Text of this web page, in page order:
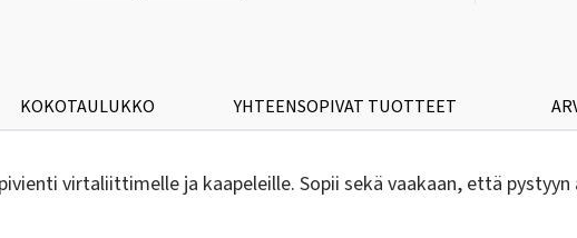
KOKOTAULUKKO YHTEENSOPIVAT TUOTTEET
virtaliittimelle ja kaapeleille. Sopii sekä vaakaan, että pystyyn